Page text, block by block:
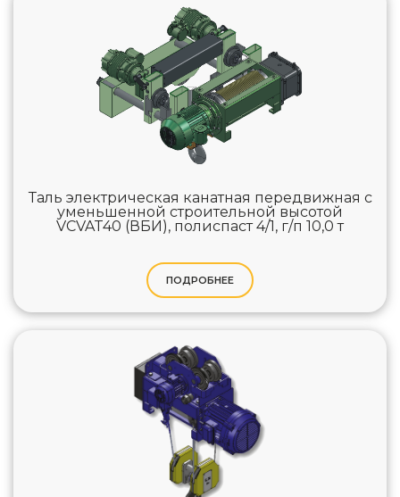
Таль электрическая канатная передвижная с
уменьшенной строительной высотой
VCVAT40 (ВБИ), полиспаст 4/1, г/п 10,0 т
ПОДРОБНЕЕ